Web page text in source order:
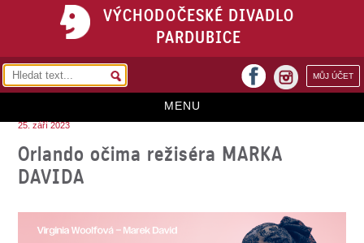
VÝCHODOČESKÉ DIVADLO
PARDUBICE
MŮJ ÚČET
facebook
MENU
VSTUPENKY
25. září 2023
Orlando očima režiséra MARKA
DAVIDA